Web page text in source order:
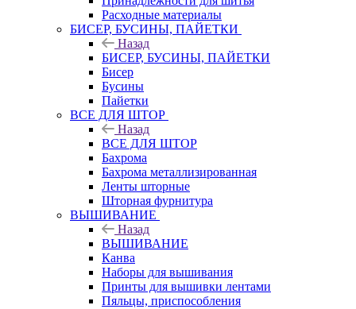
Расходные материалы
БИСЕР, БУСИНЫ, ПАЙЕТКИ
Назад
БИСЕР, БУСИНЫ, ПАЙЕТКИ
Бисер
Бусины
Пайетки
ВСЕ ДЛЯ ШТОР
Назад
ВСЕ ДЛЯ ШТОР
Бахрома
Бахрома металлизированная
Ленты шторные
Шторная фурнитура
ВЫШИВАНИЕ
Назад
ВЫШИВАНИЕ
Канва
Наборы для вышивания
Принты для вышивки лентами
Пяльцы, приспособления